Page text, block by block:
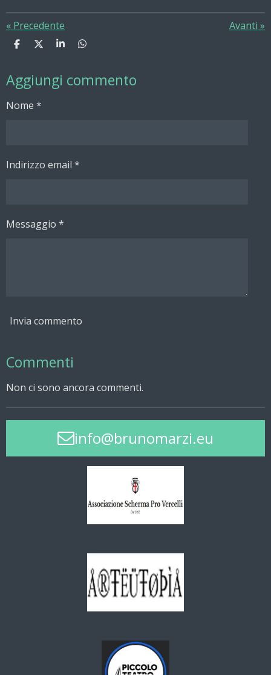
« Precedente Avanti »
C
d
i
i
C
d
i
i
C
d
i
C
d
i
Aggiungi commento
Nome *
Indirizzo email *
Messaggio *
Invia commento
Commenti
Non ci sono ancora commenti.
info@brunomarzi.eu